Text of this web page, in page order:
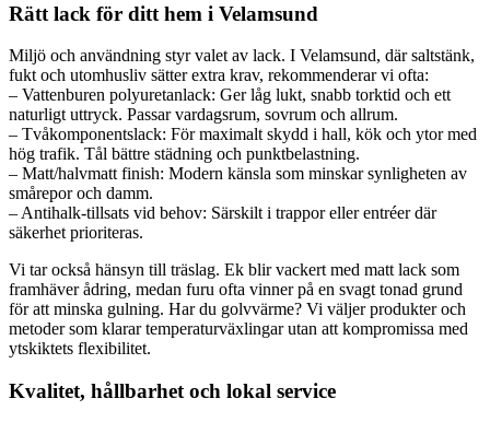
Rätt lack för ditt hem i Velamsund
Miljö och användning styr valet av lack. I Velamsund, där saltstänk,
fukt och utomhusliv sätter extra krav, rekommenderar vi ofta:
– Vattenburen polyuretanlack: Ger låg lukt, snabb torktid och ett
naturligt uttryck. Passar vardagsrum, sovrum och allrum.
– Tvåkomponentslack: För maximalt skydd i hall, kök och ytor med
hög trafik. Tål bättre städning och punktbelastning.
– Matt/halvmatt finish: Modern känsla som minskar synligheten av
smårepor och damm.
– Antihalk-tillsats vid behov: Särskilt i trappor eller entréer där
säkerhet prioriteras.
Vi tar också hänsyn till träslag. Ek blir vackert med matt lack som
framhäver ådring, medan furu ofta vinner på en svagt tonad grund
för att minska gulning. Har du golvvärme? Vi väljer produkter och
metoder som klarar temperaturväxlingar utan att kompromissa med
ytskiktets flexibilitet.
Kvalitet, hållbarhet och lokal service